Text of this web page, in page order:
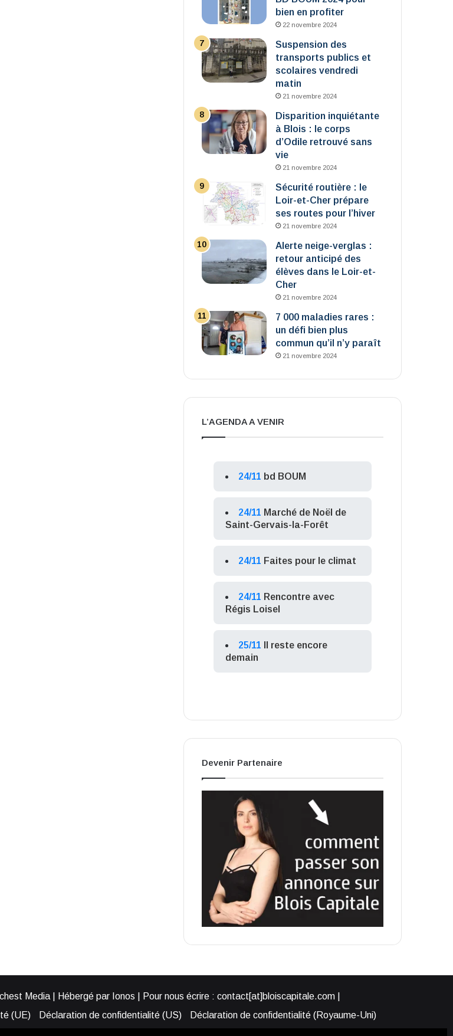
bien en profiter
22 novembre 2024
Suspension des
transports publics et
scolaires vendredi
matin
21 novembre 2024
Disparition inquiétante
à Blois : le corps
d’Odile retrouvé sans
vie
21 novembre 2024
Sécurité routière : le
Loir-et-Cher prépare
ses routes pour l’hiver
21 novembre 2024
Alerte neige-verglas :
retour anticipé des
élèves dans le Loir-et-
Cher
21 novembre 2024
7 000 maladies rares :
un défi bien plus
commun qu’il n’y paraît
21 novembre 2024
L’AGENDA A VENIR
24/11 bd BOUM
24/11 Marché de Noël de
Saint-Gervais-la-Forêt
24/11 Faites pour le climat
24/11 Rencontre avec
Régis Loisel
25/11
Il reste encore
demain
Devenir Partenaire
Media | Hébergé par Ionos | Pour nous écrire : contact[at]bloiscapitale.com |
(UE) Déclaration de confidentialité (US)
Déclaration de confidentialité (Royaume-Uni)